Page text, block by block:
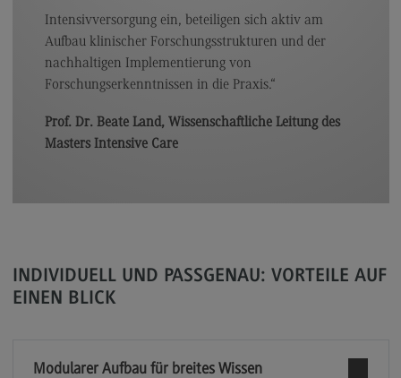
Modulangebot
Berufsperspektiven
Kontakt
Integrated Engineering
Integrated Engineering
Kontakt
Intensivversorgung ein, beteiligen sich aktiv am
Aufbau klinischer Forschungsstrukturen und der
nachhaltigen Implementierung von
Forschungserkenntnissen in die Praxis.“
Prof. Dr. Beate Land, Wissenschaftliche Leitung des
Masters Intensive Care
INDIVIDUELL UND PASSGENAU: VORTEILE AUF
EINEN BLICK
Modularer Aufbau für breites Wissen